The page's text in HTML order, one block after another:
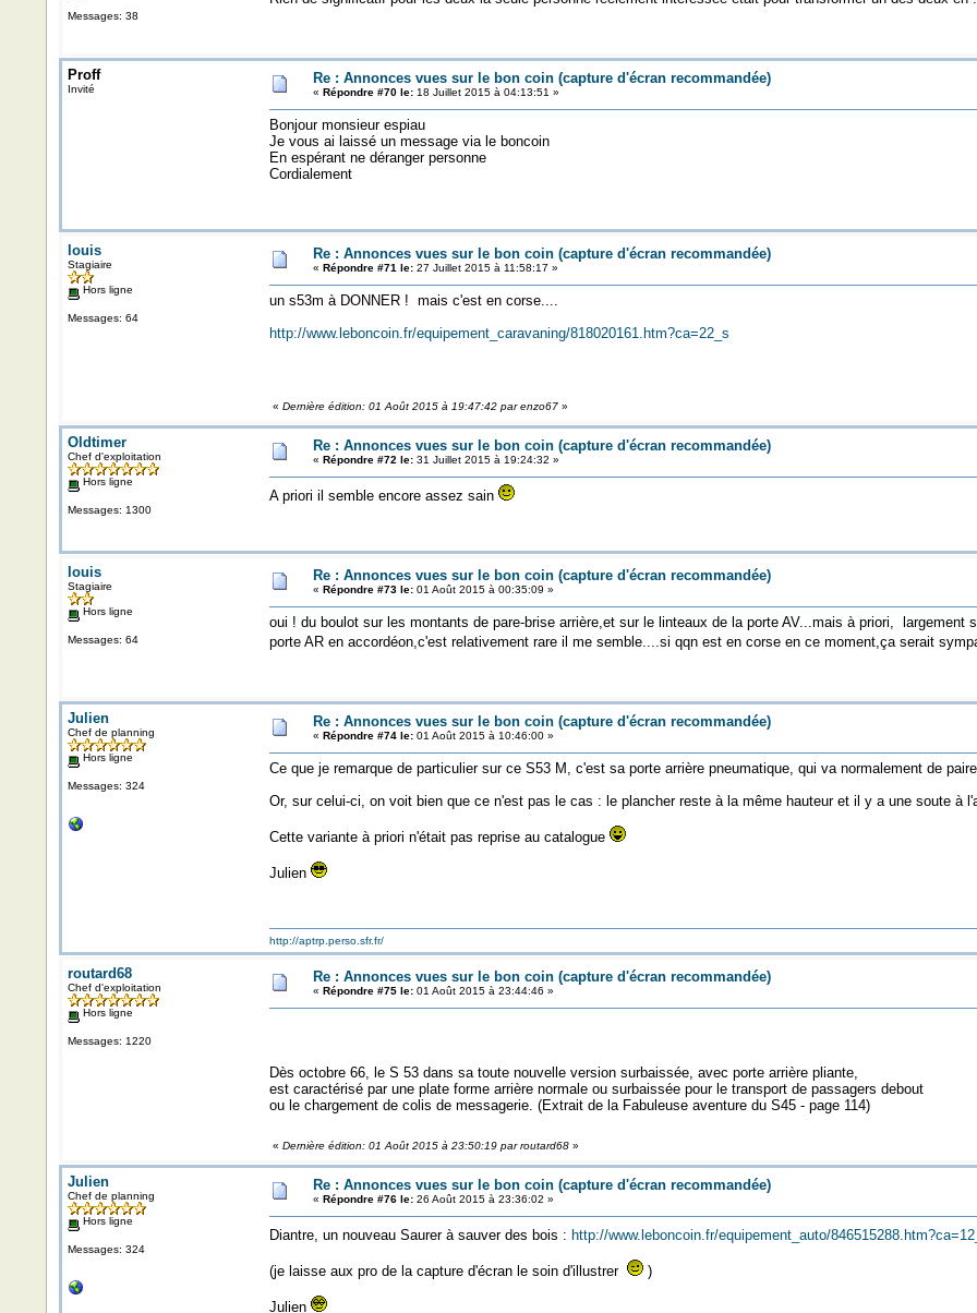
Messages: 38
Proff
Invité
Re : Annonces vues sur le bon coin (capture d'écran recommandée)
« Répondre #70 le:18 Juillet 2015 à 04:13:51 »
Bonjour monsieur espiau
Je vous ai laissé un message via le boncoin
En espérant ne déranger personne
Cordialement
louis
Stagiaire
Hors ligne
Messages: 64
Re : Annonces vues sur le bon coin (capture d'écran recommandée)
« Répondre #71 le:27 Juillet 2015 à 11:58:17 »
un s53m à DONNER ! mais c'est en corse....
http://www.leboncoin.fr/equipement_caravaning/818020161.htm?ca=22_s
« Dernière édition: 01 Août 2015 à 19:47:42 par enzo67»
Oldtimer
Chef d'exploitation
Hors ligne
Messages: 1300
Re : Annonces vues sur le bon coin (capture d'écran recommandée)
« Répondre #72 le:31 Juillet 2015 à 19:24:32 »
A priori il semble encore assez sain
louis
Stagiaire
Hors ligne
Messages: 64
Re : Annonces vues sur le bon coin (capture d'écran recommandée)
« Répondre #73 le:01 Août 2015 à 00:35:09 »
oui ! du boulot sur les montants de pare-brise arrière,et sur le linteaux de la porte AV...mais à priori,
porte AR en accordéon,c'est relativement rare il me semble....si qqn est en corse en ce moment,ça serait
Julien
Chef de planning
Hors ligne
Messages: 324
Re : Annonces vues sur le bon coin (capture d'écran recommandée)
« Répondre #74 le:01 Août 2015 à 10:46:00 »
Ce que je remarque de particulier sur ce S53 M, c'est sa porte arrière pneumatique, qui va normalement de
Or, sur celui-ci, on voit bien que ce n'est pas le cas : le plancher reste à la même hauteur et il y a une soute à
Cette variante à priori n'était pas reprise au catalogue
Julien
http://aptrp.perso.sfr.fr/
routard68
Chef d'exploitation
Hors ligne
Messages: 1220
Re : Annonces vues sur le bon coin (capture d'écran recommandée)
« Répondre #75 le:01 Août 2015 à 23:44:46 »
Dès octobre 66, le S 53 dans sa toute nouvelle version surbaissée, avec porte arrière pliante,
est caractérisé par une plate forme arrière normale ou surbaissée pour le transport de passagers debout
ou le chargement de colis de messagerie. (Extrait de la Fabuleuse aventure du S45 - page 114)
« Dernière édition: 01 Août 2015 à 23:50:19 par routard68»
Julien
Chef de planning
Hors ligne
Messages: 324
Re : Annonces vues sur le bon coin (capture d'écran recommandée)
« Répondre #76 le:26 Août 2015 à 23:36:02 »
Diantre, un nouveau Saurer à sauver des bois : http://www.leboncoin.fr/equipement_auto/
(je laisse aux pro de la capture d'écran le soin d'illustrer )
Julien